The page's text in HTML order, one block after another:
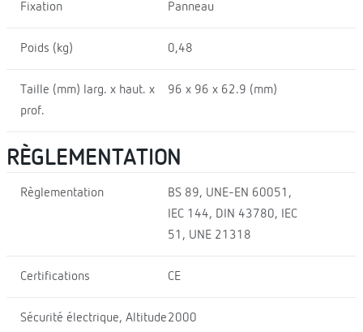
Fixation Panneau
Poids (kg) 0,48
Taille (mm) larg. x haut. x
prof.
96 x 96 x 62.9 (mm)
RÈGLEMENTATION
Règlementation
BS 89, UNE-EN 60051,
IEC 144, DIN 43780, IEC
51, UNE 21318
Certifications CE
Sécurité électrique, Altitude2000